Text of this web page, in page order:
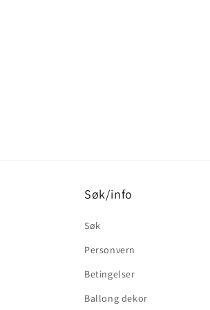
Søk/info
Søk
Personvern
Betingelser
Ballong dekor